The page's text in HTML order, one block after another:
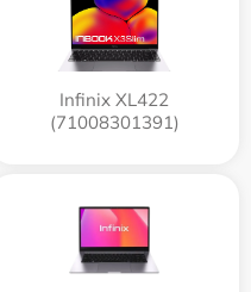
Infinix XL422
(71008301391)